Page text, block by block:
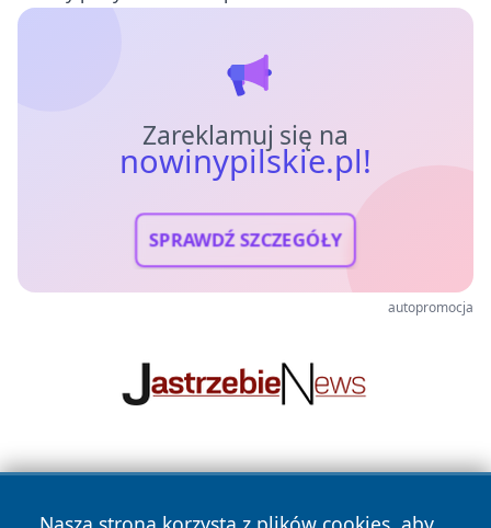
Zareklamuj się na
nowinypilskie.pl!
SPRAWDŹ SZCZEGÓŁY
autopromocja